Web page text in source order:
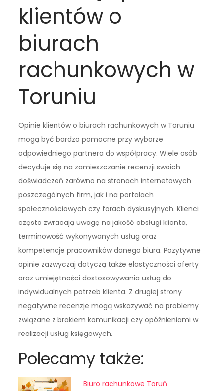
klientów o
biurach
rachunkowych w
Toruniu
Opinie klientów o biurach rachunkowych w Toruniu
mogą być bardzo pomocne przy wyborze
odpowiedniego partnera do współpracy. Wiele osób
decyduje się na zamieszczanie recenzji swoich
doświadczeń zarówno na stronach internetowych
poszczególnych firm, jak i na portalach
społecznościowych czy forach dyskusyjnych. Klienci
często zwracają uwagę na jakość obsługi klienta,
terminowość wykonywanych usług oraz
kompetencje pracowników danego biura. Pozytywne
opinie zazwyczaj dotyczą także elastyczności oferty
oraz umiejętności dostosowywania usług do
indywidualnych potrzeb klienta. Z drugiej strony
negatywne recenzje mogą wskazywać na problemy
związane z brakiem komunikacji czy opóźnieniami w
realizacji usług księgowych.
Polecamy także:
Biuro rachunkowe Toruń